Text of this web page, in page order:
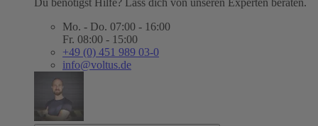
Du benötigst Hilfe? Lass dich von unseren Experten beraten.
Mo. - Do. 07:00 - 16:00
Fr. 08:00 - 15:00
+49 (0) 451 989 03-0
info@voltus.de